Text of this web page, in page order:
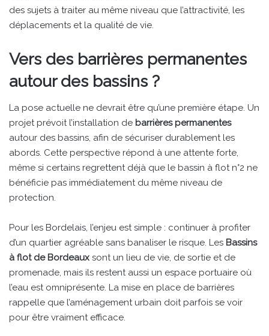
des sujets à traiter au même niveau que l’attractivité, les
déplacements et la qualité de vie.
Vers des barrières permanentes
autour des bassins ?
La pose actuelle ne devrait être qu’une première étape. Un
projet prévoit l’installation de barrières permanentes
autour des bassins, afin de sécuriser durablement les
abords. Cette perspective répond à une attente forte,
même si certains regrettent déjà que le bassin à flot n°2 ne
bénéficie pas immédiatement du même niveau de
protection.
Pour les Bordelais, l’enjeu est simple : continuer à profiter
d’un quartier agréable sans banaliser le risque. Les Bassins
à flot de Bordeaux sont un lieu de vie, de sortie et de
promenade, mais ils restent aussi un espace portuaire où
l’eau est omniprésente. La mise en place de barrières
rappelle que l’aménagement urbain doit parfois se voir
pour être vraiment efficace.